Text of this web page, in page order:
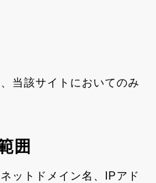
当該サイトにおいてのみ
囲
ットドメイン名、IPアド